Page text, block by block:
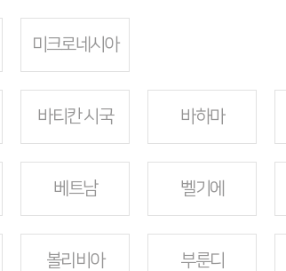
미크로네시아
바티칸 시국 바하마
베트남 벨기에
볼리비아 부룬디